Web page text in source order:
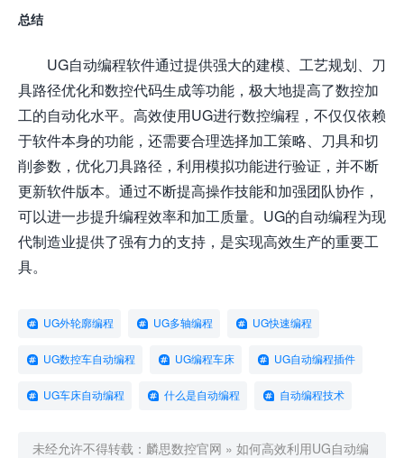
总结
UG自动编程软件通过提供强大的建模、工艺规划、刀
具路径优化和数控代码生成等功能，极大地提高了数控加
工的自动化水平。高效使用UG进行数控编程，不仅仅依赖
于软件本身的功能，还需要合理选择加工策略、刀具和切
削参数，优化刀具路径，利用模拟功能进行验证，并不断
更新软件版本。通过不断提高操作技能和加强团队协作，
可以进一步提升编程效率和加工质量。UG的自动编程为现
代制造业提供了强有力的支持，是实现高效生产的重要工
具。
UG外轮廓编程 UG多轴编程 UG快速编程
UG数控车自动编程 UG编程车床 UG自动编程插件
UG车床自动编程 什么是自动编程 自动编程技术
未经允许不得转载： 麟思数控官网 » 如何高效利用UG自动编